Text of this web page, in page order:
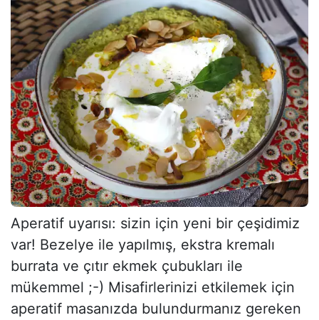
Aperatif uyarısı: sizin için yeni bir çeşidimiz
var! Bezelye ile yapılmış, ekstra kremalı
burrata ve çıtır ekmek çubukları ile
mükemmel ;-) Misafirlerinizi etkilemek için
aperatif masanızda bulundurmanız gereken